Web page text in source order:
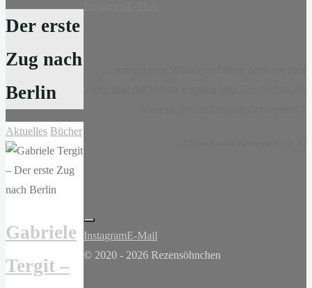
Der erste
Zug nach
Berlin
Aktuelles Bücher
Gabriele
Tergit –
InstagramE-Mail
© 2020 - 2026 Rezensöhnchen